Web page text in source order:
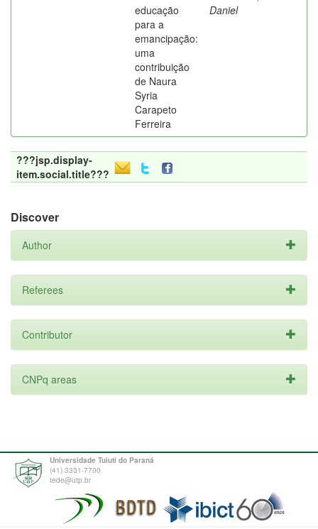
educação
para a
emancipação:
uma
contribuição
de Naura
Syria
Carapeto
Ferreira
Daniel
???jsp.display-
item.social.title???
Discover
Author
Referees
Contributor
CNPq areas
Universidade Tuiuti do Paraná
(41) 3331-7700
tede@utp.br